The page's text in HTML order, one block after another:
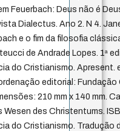
Feuerbach: Deus não é
Dialectus. Ano 2. N 4.
e o fim da filosofia
de Andrade Lopes. 1ª
do Cristianismo. Apresent.
editorial:
210 mm x 140 mm.
Wesen des Christentums.
do Cristianismo. Tradução